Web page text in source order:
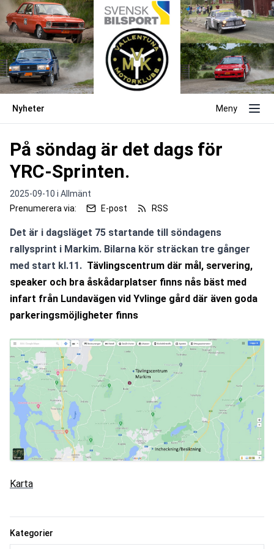
Nyheter Meny
Kategorier
På söndag är det dags för
YRC-Sprinten.
2025-09-10 i Allmänt
Prenumerera via:
E-post RSS
Det är i dagsläget 75 startande till söndagens
rallysprint i Markim. Bilarna kör sträckan tre gånger
med start kl.11. Tävlingscentrum där mål, servering,
speaker och bra åskådarplatser finns nås bäst med
infart från Lundavägen vid Yvlinge gård där även goda
parkeringsmöjligheter finns
Karta